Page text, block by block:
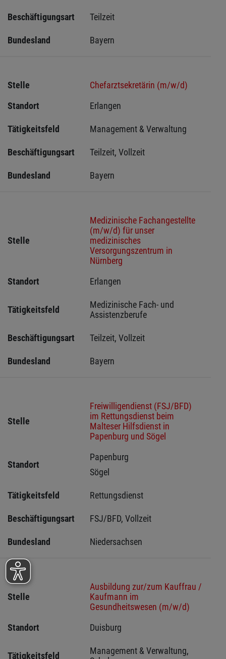
Beschäftigungsart Teilzeit
Bundesland Bayern
Stelle
Chefarztsekretärin (m/w/d)
Standort
Erlangen
Tätigkeitsfeld Management & Verwaltung
Beschäftigungsart Teilzeit, Vollzeit
Bundesland Bayern
Stelle
Medizinische Fachangestellte
(m/w/d) für unser
medizinisches
Versorgungszentrum in
Nürnberg
Standort
Erlangen
Tätigkeitsfeld
Medizinische Fach- und
Assistenzberufe
Beschäftigungsart Teilzeit, Vollzeit
Bundesland Bayern
Stelle
Freiwilligendienst (FSJ/BFD)
im Rettungsdienst beim
Malteser Hilfsdienst in
Papenburg und Sögel
Standort
Papenburg
Sögel
Tätigkeitsfeld Rettungsdienst
Beschäftigungsart FSJ/BFD, Vollzeit
Bundesland Niedersachsen
Stelle
Ausbildung zur/zum Kauffrau /
Kaufmann im
Gesundheitswesen (m/w/d)
Standort
Duisburg
Tätigkeitsfeld
Management & Verwaltung,